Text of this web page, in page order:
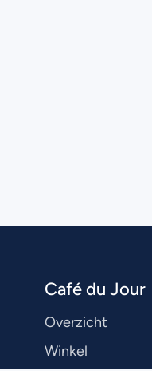
Café du Jour
Overzicht
Winkel